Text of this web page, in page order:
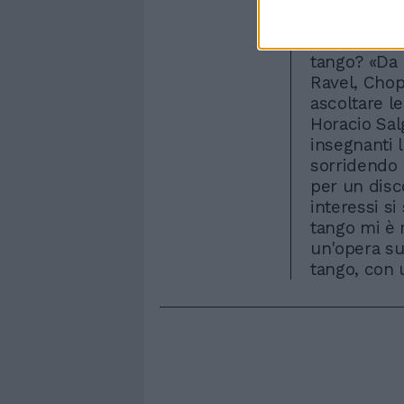
tango?
Ravel,
ascoltare
Horacio
insegnanti
sorridendo
per un
interessi si
tango mi è
un'opera
tango, con